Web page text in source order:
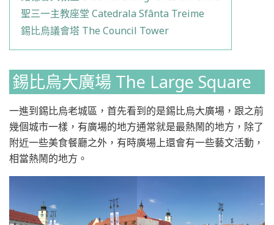
聖三一主教座堂 Catedrala Sfânta Treime
錫比烏議會塔 The Council Tower
錫比烏大廣場 The Large Square
一進到錫比烏老城區，首先看到的是錫比烏大廣場，跟之前
幾個城市一樣，有廣場的地方通常就是最熱鬧的地方，除了
附近一些美食餐廳之外，有時廣場上還會有一些藝文活動，
相當熱鬧的地方。